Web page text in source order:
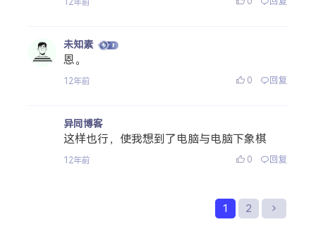
未知素
恩。
12年前 0 回复
异同博客
这样也行，使我想到了电脑与电脑下象棋
12年前 0 回复
1 2